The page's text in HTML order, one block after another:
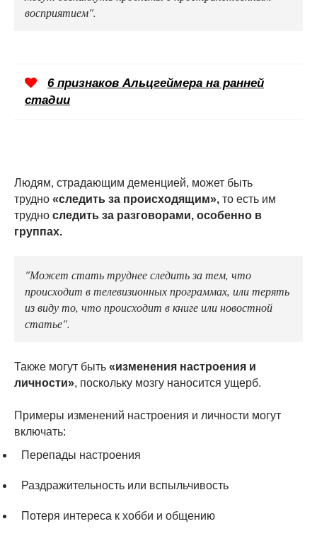
восприятием".
6 признаков Альцгеймера на ранней
стадии
Людям, страдающим деменцией, может быть
трудно «следить за происходящим», то есть им
трудно следить за разговорами, особенно в
группах.
"Может стать труднее следить за тем, что
происходит в телевизионных программах, или терять
из виду то, что происходит в книге или новостной
статье".
Также могут быть «изменения настроения и
личности», поскольку мозгу наносится ущерб.
Примеры изменений настроения и личности могут
включать:
Перепады настроения
Раздражительность или вспыльчивость
Потеря интереса к хобби и общению